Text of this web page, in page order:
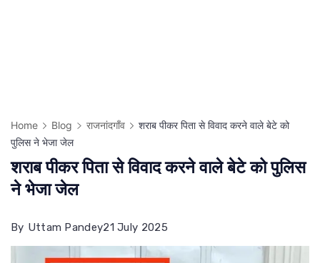
Home Blog राजनांदगाँव
शराब पीकर पिता से विवाद करने वाले बेटे को
पुलिस ने भेजा जेल
शराब पीकर पिता से विवाद करने वाले बेटे को पुलिस
ने भेजा जेल
By Uttam Pandey21 July 2025